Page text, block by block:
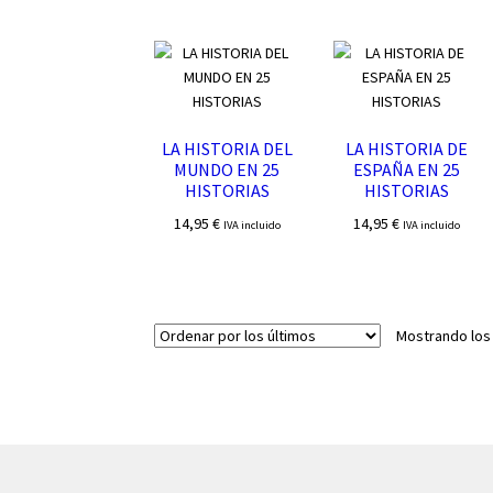
LA HISTORIA DEL
MUNDO EN 25
HISTORIAS
14,95 € IVA incluido
LA HISTORIA DE
ESPAÑA EN 25
HISTORIAS
14,95 € IVA incluido
Mostrando